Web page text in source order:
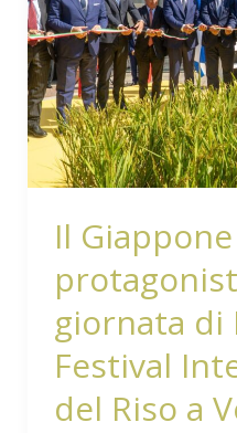
Il
giornata di
Festival
del Riso a
tra
i
protagonisti
della
prima
giornata
RISÒ
–
Festival
Internazionale
del
Riso